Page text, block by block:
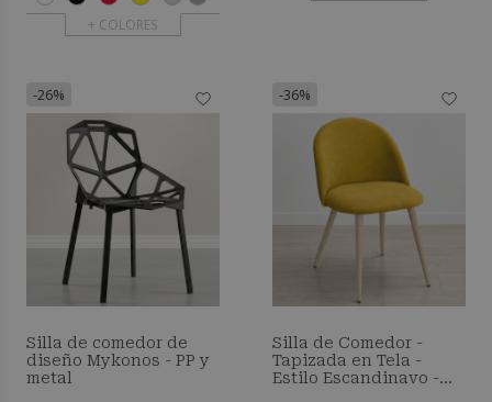
+ COLORES
-26%
Silla de comedor de
diseño Mykonos - PP y
metal
-36%
Silla de Comedor -
Tapizada en Tela -
Estilo Escandinavo -